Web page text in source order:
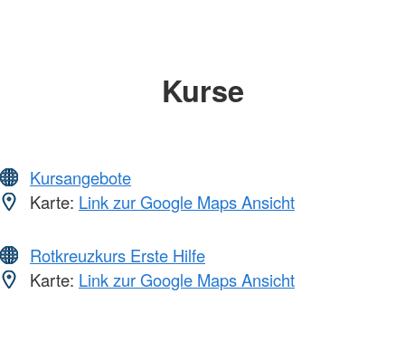
Kurse
Kursangebote
Karte: Link zur Google Maps Ansicht
Rotkreuzkurs Erste Hilfe
Karte: Link zur Google Maps Ansicht